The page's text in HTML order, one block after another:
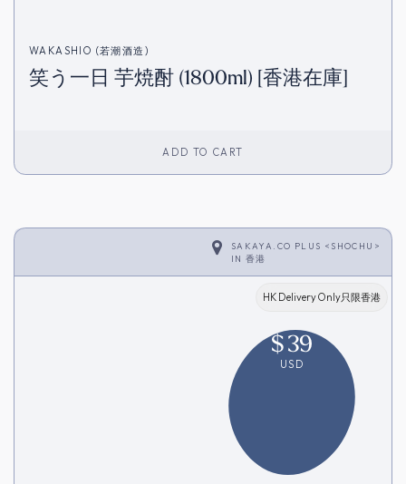
WAKASHIO (若潮酒造)
笑う一日 芋焼酎 (1800ml) [香港在庫]
ADD TO CART
SAKAYA.CO PLUS <SHOCHU>
IN 香港
HK Delivery Only只限香港
$39
USD